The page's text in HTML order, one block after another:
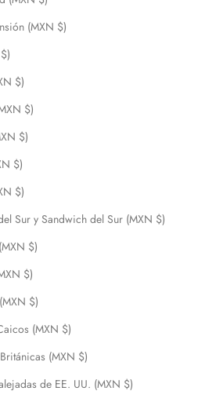
(MXN $)
$)
$)
$)
$)
$)
Sur y Sandwich del Sur (MXN $)
$)
$)
$)
(MXN $)
(MXN $)
de EE. UU. (MXN $)